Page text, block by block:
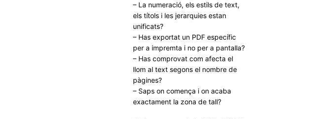
– La numeració, els estils de text,
els títols i les jerarquies estan
unificats?
– Has exportat un PDF específic
per a impremta i no per a pantalla?
– Has comprovat com afecta el
llom al text segons el nombre de
pàgines?
– Saps on comença i on acaba
exactament la zona de tall?